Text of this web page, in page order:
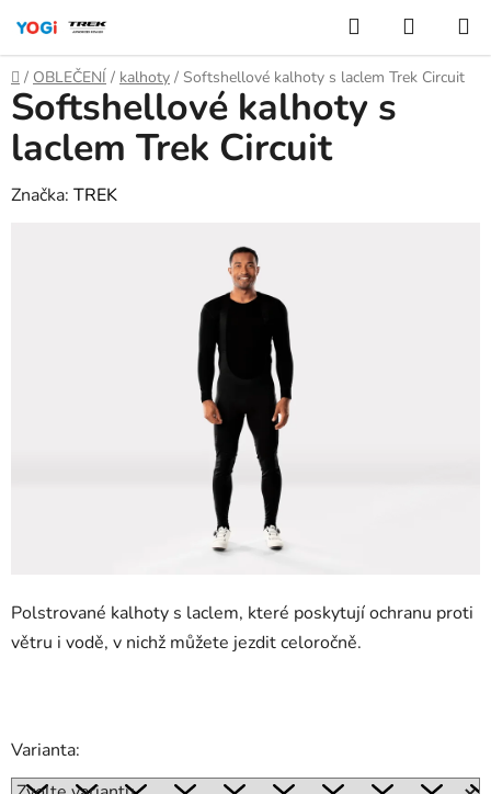
obsah
Hledat
KOŠÍK
Domů
/ OBLEČENÍ / kalhoty / Softshellové kalhoty s laclem Trek Circuit
Polstrované kalhoty s laclem, které poskytují ochranu proti
větru i vodě, v nichž můžete jezdit celoročně.
Varianta:
Softshellové kalhoty s
laclem Trek Circuit
Značka: TREK